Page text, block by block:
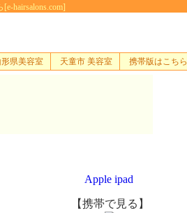
hairsalons.com]
形県美容室 天童市 美容室 携帯版はこちら
Apple ipad
【携帯で見る】